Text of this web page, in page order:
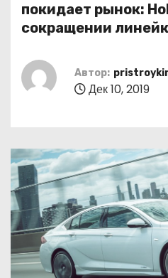
покидает рынок:
сокращении
Автор:
Дек 10, 2019